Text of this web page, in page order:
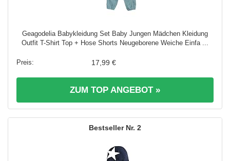
Geagodelia Babykleidung Set Baby Jungen Mädchen Kleidung
Outfit T-Shirt Top + Hose Shorts Neugeborene Weiche Einfa ...
17,99 €
ZUM TOP ANGEBOT »
2